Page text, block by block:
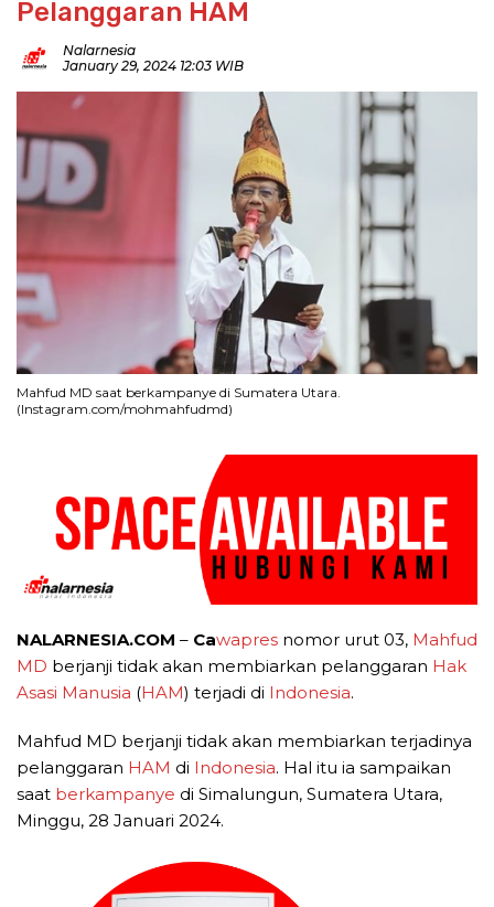
Pelanggaran HAM
Nalarnesia
January 29, 2024 12:03 WIB
Mahfud MD saat berkampanye di Sumatera Utara.
(Instagram.com/mohmahfudmd)
NALARNESIA.COM – Cawapres nomor urut 03, Mahfud
MD berjanji tidak akan membiarkan pelanggaran Hak
Asasi Manusia (HAM) terjadi di Indonesia.
Mahfud MD berjanji tidak akan membiarkan terjadinya
pelanggaran HAM di Indonesia. Hal itu ia sampaikan
saat berkampanye di Simalungun, Sumatera Utara,
Minggu, 28 Januari 2024.